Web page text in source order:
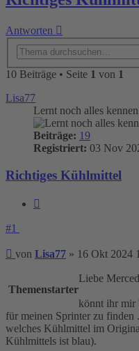
Antworten
10 Beiträge • Seite 1 von 1
Lisa77
Lernt noch alles kennen
Beiträge: 19
Registriert: 03 Nov
Richtiges Kühlmittel
#1
Beitrag
von Lisa77 » 16 Okt 2024
Themenstarter
Liebe
könnt ihr mir
für meinen Sprinter zu finden
welches Kühlmittel im
Kühlmittels ist blau).